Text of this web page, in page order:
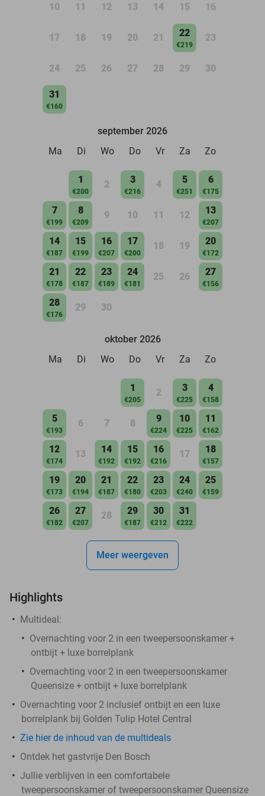
10 11 12 13 14 15 16
17 18 19 20 21 22
€219
23
24 25 26 27 28 29 30
31
€160
september 2026
Ma
Di Wo Do Vr Za Zo
1
€200
2 3
€216
4 5
€251
6
€175
7
€199
8
€209
9 10 11 12 13
€207
14
€187
15
€199
16
€207
17
€200
18 19 20
€172
21
€178
22
€187
23
€189
24
€181
25 26 27
€156
28
€176
29 30
oktober 2026
Ma
Di Wo Do Vr Za Zo
1
€205
2 3
€225
4
€158
5
€193
6 7 8 9
€224
10
€225
11
€162
12
€174
13 14
€192
15
€192
16
€216
17 18
€157
19
€173
20
€194
21
€187
22
€180
23
€203
24
€240
25
€159
26
€182
27
€207
28 29
€187
30
€212
31
€222
Meer weergeven
Highlights
Multideal:
Overnachting voor 2 in een tweepersoonskamer +
ontbijt + luxe borrelplank
Overnachting voor 2 in een tweepersoonskamer
Queensize + ontbijt + luxe borrelplank
Overnachting voor 2 inclusief ontbijt en een luxe
borrelplank bij Golden Tulip Hotel Central
Zie hier de inhoud van de multideals
Ontdek het gastvrije Den Bosch
Jullie verblijven in een comfortabele
tweepersoonskamer of tweepersoonskamer Queensize